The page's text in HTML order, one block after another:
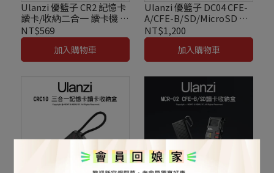
Ulanzi 優籃子 CR2 記憶卡
讀卡/收納二合一 讀卡機 記
憶卡收納盒 IP54 防潑水 黑
灰雙色
NT$569
加入購物車
Ulanzi 優籃子 DC04 CFE-
A/CFE-B/SD/MicroSD 四
合一讀卡機 USB A/C接口
NT$1,200
加入購物車